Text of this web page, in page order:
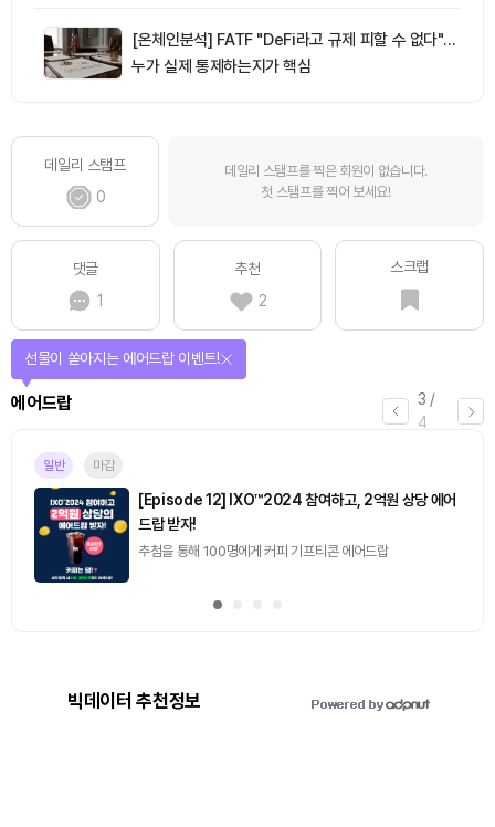
[온체인분석] FATF "DeFi라고 규제 피할 수 없다"…
누가 실제 통제하는지가 핵심
데일리 스탬프
0
데일리 스탬프를 찍은 회원이 없습니다.
첫 스탬프를 찍어 보세요!
댓글
1
추천
2
스크랩
4 /
4
퀴즈
퀴즈풀고 선물 받자!
진행중
[토큰포스트] 기사 퀴즈 660회차
2026.08.10 (월) ~ 2026.08.11 (화)
빅데이터 추천정보